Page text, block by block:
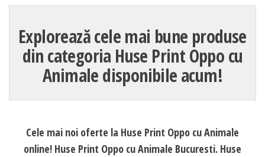
Explorează cele mai bune produse
din categoria Huse Print Oppo cu
Animale disponibile acum!
Cele mai noi oferte la Huse Print Oppo cu Animale
online! Huse Print Oppo cu Animale Bucuresti. Huse